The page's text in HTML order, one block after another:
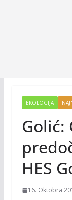
EKOLOGIJA
Golić:
HES
16. Oktobra